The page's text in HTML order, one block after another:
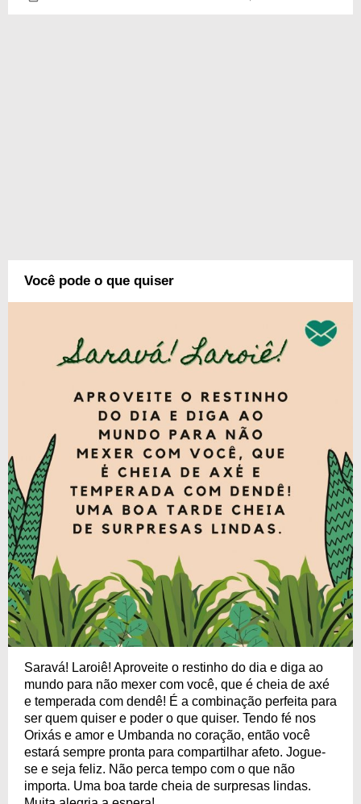
Você pode o que quiser
Saravá! Laroiê! Aproveite o restinho do dia e diga ao
mundo para não mexer com você, que é cheia de axé
e temperada com dendê! É a combinação perfeita para
ser quem quiser e poder o que quiser. Tendo fé nos
Orixás e amor e Umbanda no coração, então você
estará sempre pronta para compartilhar afeto. Jogue-
se e seja feliz. Não perca tempo com o que não
importa. Uma boa tarde cheia de surpresas lindas.